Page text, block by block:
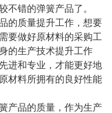
不错的弹簧产品了。
质量提升工作，想要
要做好原材料的采购工
的生产技术提升工作
进和专业，才能更好地
材料所拥有的良好性能
品的质量，作为生产